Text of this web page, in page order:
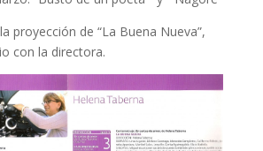
proyección de “La Buena Nueva”,
con la directora.